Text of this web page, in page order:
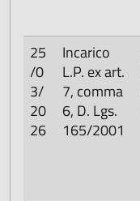
25
/0
3/
20
26
Incarico
L.P. ex art.
7, comma
6, D. Lgs.
165/2001